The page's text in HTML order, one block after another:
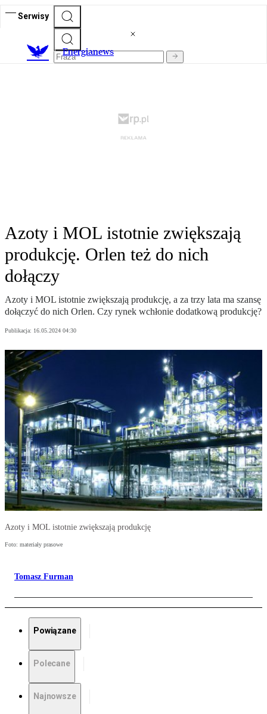
Serwisy
Energianews
Azoty i MOL istotnie zwiększają
produkcję. Orlen też do nich
dołączy
Azoty i MOL istotnie zwiększają produkcję, a za trzy lata ma szansę
dołączyć do nich Orlen. Czy rynek wchłonie dodatkową produkcję?
Publikacja: 16.05.2024 04:30
Azoty i MOL istotnie zwiększają produkcję
Foto: materiały prasowe
Tomasz Furman
Powiązane
Polecane
Najnowsze